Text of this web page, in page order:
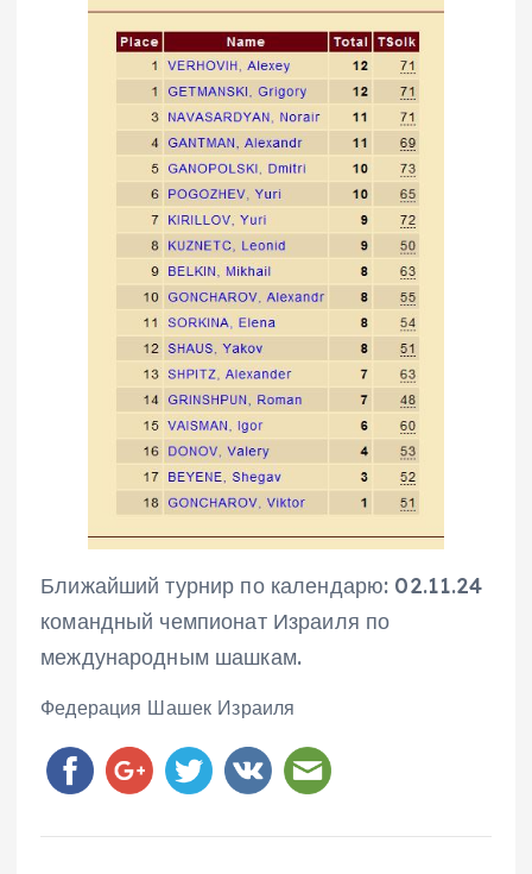
Ближайший турнир по календарю: 02.11.24
командный чемпионат Израиля по
международным шашкам.
Федерация Шашек Израиля